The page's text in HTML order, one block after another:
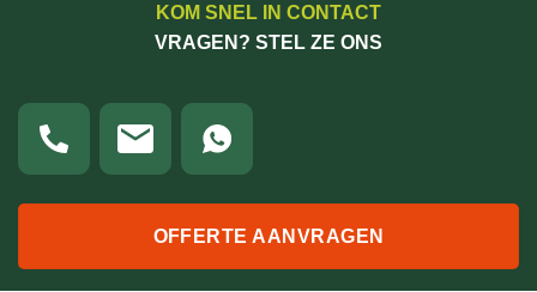
KOM SNEL IN CONTACT
VRAGEN? STEL ZE ONS
OFFERTE AANVRAGEN